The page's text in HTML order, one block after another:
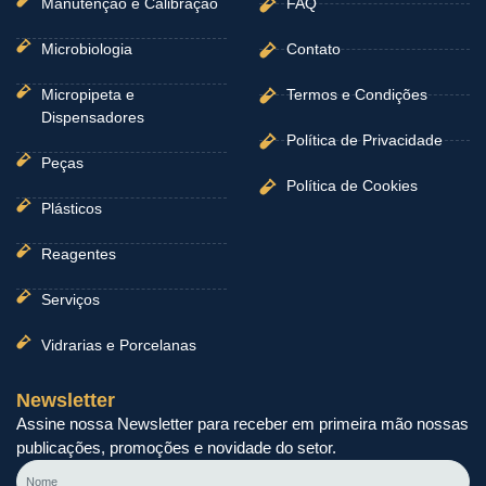
Manutenção e Calibração
Microbiologia
Micropipeta e
Dispensadores
Peças
Plásticos
Reagentes
Serviços
Vidrarias e Porcelanas
FAQ
Contato
Termos e Condições
Política de Privacidade
Política de Cookies
Newsletter
Assine nossa Newsletter para receber em primeira mão nossas
publicações, promoções e novidade do setor.
Nome